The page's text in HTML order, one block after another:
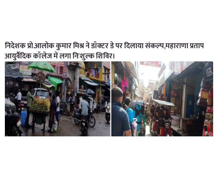
निदेशक प्रो.आलोक कुमार मिश्र ने डॉक्टर डे पर दिलाया संकल्प,महाराणा प्रताप
आयुर्वैदिक कॉलेज में लगा निःशुल्क शिविर।